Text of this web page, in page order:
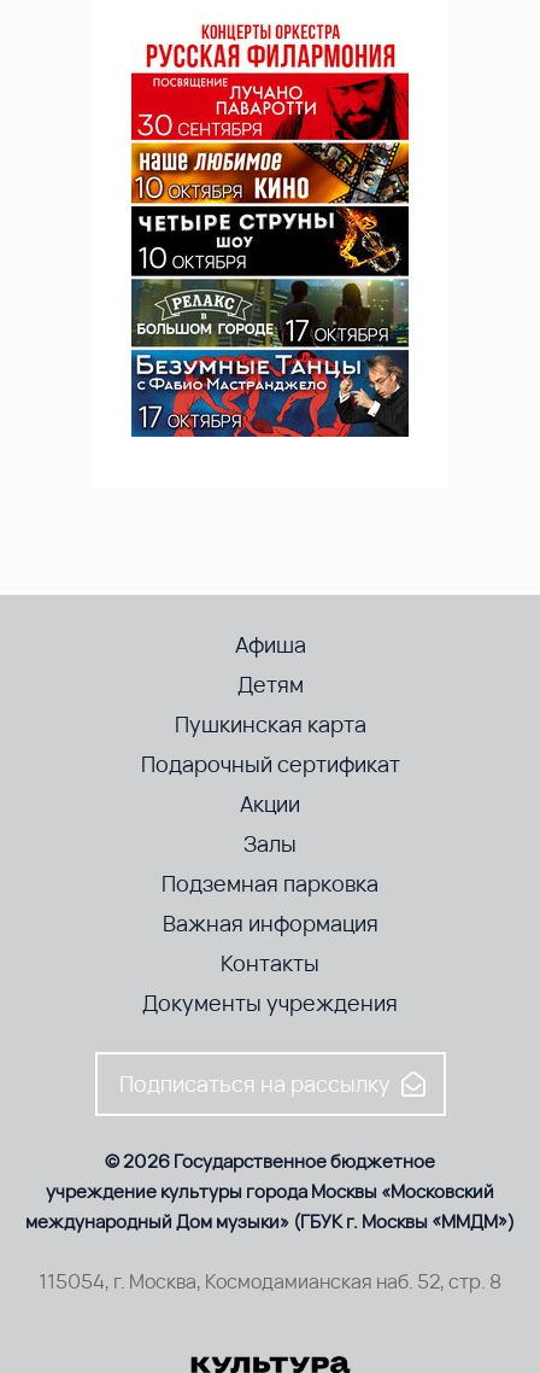
Афиша
Детям
Пушкинская карта
Подарочный сертификат
Акции
Залы
Подземная парковка
Важная информация
Контакты
Документы учреждения
Подписаться на рассылку
© 2026 Государственное бюджетное
учреждение культуры города Москвы «Московский
международный Дом музыки» (ГБУК г. Москвы «ММДМ»)
115054, г. Москва, Космодамианская наб. 52, стр. 8